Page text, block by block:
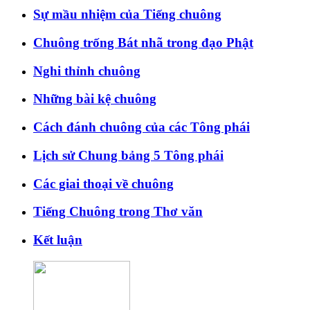
Sự mầu nhiệm của Tiếng chuông
Chuông trống Bát nhã trong đạo Phật
Nghi thỉnh chuông
Những bài kệ chuông
Cách đánh chuông của các Tông phái
Lịch sử Chung bảng 5 Tông phái
Các giai thoại về chuông
Tiếng Chuông trong Thơ văn
Kết luận